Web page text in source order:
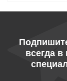
всегда в